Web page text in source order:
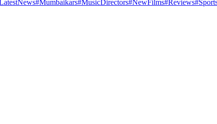
#Mumbaikars#MusicDirectors#NewFilms#Reviews